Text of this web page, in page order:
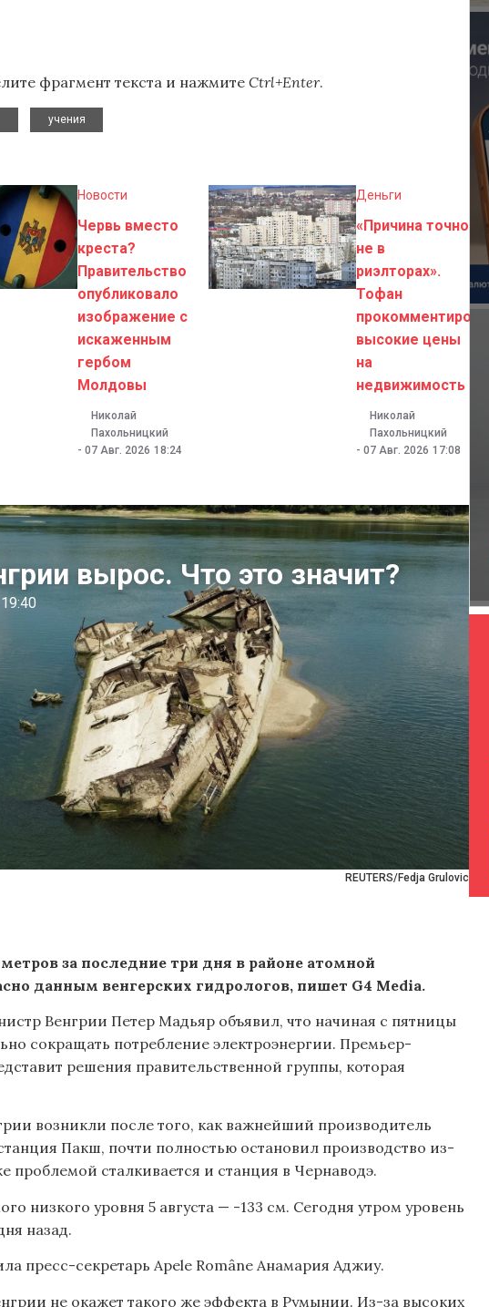
фрагмент текста и нажмите Ctrl+Enter.
учения
Новости
Червь вместо
креста?
Правительство
опубликовало
изображение с
искаженным
гербом
Молдовы
Николай
Пахольницкий
- 07 Авг. 2026 18:24
Деньги
«Причина точно
не в
риэлторах».
Тофан
прокомментировал
высокие цены
на
недвижимость
Николай
Пахольницкий
- 07 Авг. 2026 17:08
REUTERS/Fedja Grulovic
вырос. Что это значит?
19:40
за последние три дня в районе атомной
данным венгерских гидрологов, пишет G4 Media.
Венгрии Петер Мадьяр объявил, что начиная с пятницы
сокращать потребление электроэнергии. Премьер-
решения правительственной группы, которая
возникли после того, как важнейший производитель
Пакш, почти полностью остановил производство из-
проблемой сталкивается и станция в Чернаводэ.
низкого уровня 5 августа — -133 см. Сегодня утром уровень
назад.
пресс-секретарь Apele Române Анамария Аджиу.
не окажет такого же эффекта в Румынии. Из-за высоких